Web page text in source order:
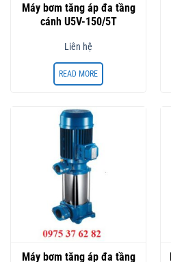
Máy bơm tăng áp đa tầng
cánh U5V-150/5T
Liên hệ
READ MORE
Máy bơm tăng áp đa tầng